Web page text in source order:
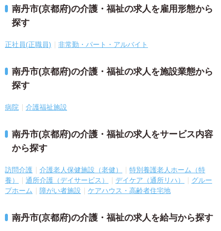
南丹市(京都府)の介護・福祉の求人を雇用形態から
探す
正社員(正職員) 非常勤・パート・アルバイト
南丹市(京都府)の介護・福祉の求人を施設業態から
探す
病院 介護福祉施設
南丹市(京都府)の介護・福祉の求人をサービス内容
から探す
訪問介護 介護老人保健施設（老健）
特別養護老人ホーム（特
養）
通所介護（デイサービス） デイケア（通所リハ）
グルー
プホーム
障がい者施設 ケアハウス・高齢者住宅地
南丹市(京都府)の介護・福祉の求人を給与から探す